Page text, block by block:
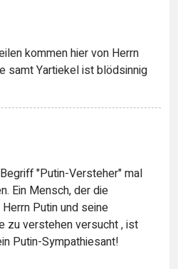
kommen hier von Herrn
samt Yartiekel ist blödsinnig
"Putin-Versteher" mal
Ein Mensch, der die
Putin und seine
zu verstehen versucht , ist
Putin-Sympathiesant!